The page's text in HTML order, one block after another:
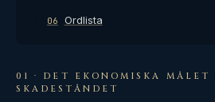
06 Ordlista
01 · DET EKONOMISKA MÅLET
SKADESTÅNDET